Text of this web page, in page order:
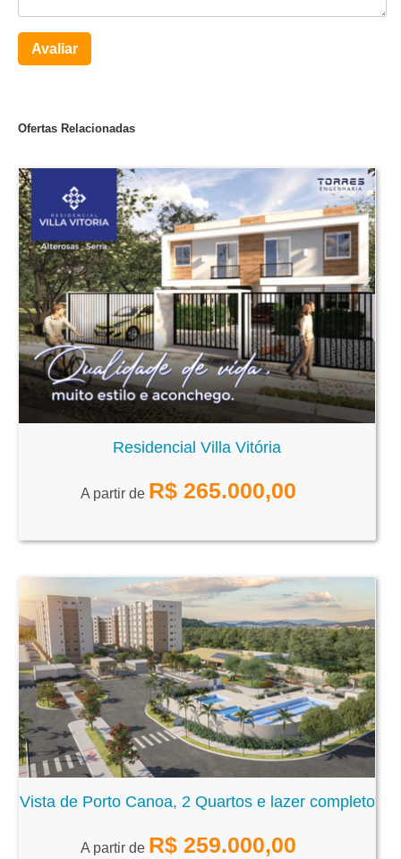
Avaliar
Ofertas Relacionadas
Residencial Villa Vitória
A partir de R$ 265.000,00
Vista de Porto Canoa, 2 Quartos e lazer completo
A partir de R$ 259.000,00